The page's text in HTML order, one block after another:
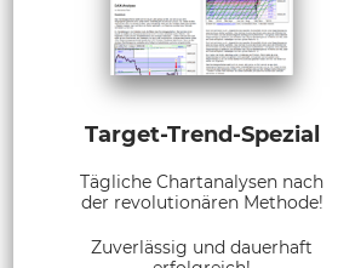
Target-Trend-Spezial
Tägliche Chartanalysen nach
der revolutionären Methode!
Zuverlässig und dauerhaft